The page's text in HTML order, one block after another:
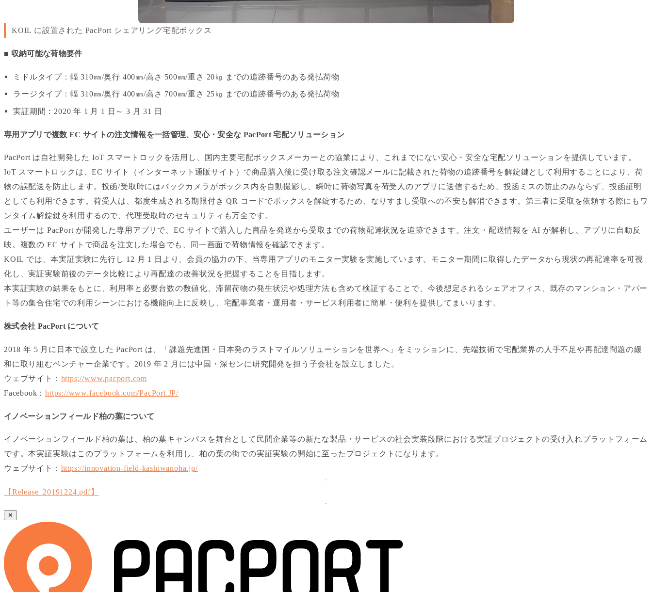
KOIL に設置された PacPort シェアリング宅配ボックス
■ 収納可能な荷物要件
ミドルタイプ：幅 310㎜/奥行 400㎜/高さ 500㎜/重さ 20㎏ までの追跡番号のある発払荷物
ラージタイプ：幅 310㎜/奥行 400㎜/高さ 700㎜/重さ 25㎏ までの追跡番号のある発払荷物
実証期間：2020 年 1 月 1 日～ 3 月 31 日
専用アプリで複数 EC サイトの注文情報を一括管理、安心・安全な PacPort 宅配ソリューション
PacPort は自社開発した IoT スマートロックを活用し、国内主要宅配ボックスメーカーとの協業により、これまでにない安心・安全な宅配ソリューションを提供しています。
IoT スマートロックは、EC サイト（インターネット通販サイト）で商品購入後に受け取る注文確認メールに記載された荷物の追跡番号を解錠鍵として利用することにより、荷
物の誤配送を防止します。投函/受取時にはバックカメラがボックス内を自動撮影し、瞬時に荷物写真を荷受人のアプリに送信するため、投函ミスの防止のみならず、投函証明
としても利用できます。荷受人は、都度生成される期限付き QR コードでボックスを解錠するため、なりすまし受取への不安も解消できます。第三者に受取を依頼する際にもワ
ンタイム解錠鍵を利用するので、代理受取時のセキュリティも万全です。
ユーザーは PacPort が開発した専用アプリで、EC サイトで購入した商品を発送から受取までの荷物配達状況を追跡できます。注文・配送情報を AI が解析し、アプリに自動反
映。複数の EC サイトで商品を注文した場合でも、同一画面で荷物情報を確認できます。
KOIL では、本実証実験に先行し 12 月 1 日より、会員の協力の下、当専用アプリのモニター実験を実施しています。モニター期間に取得したデータから現状の再配達率を可視
化し、実証実験前後のデータ比較により再配達の改善状況を把握することを目指します。
本実証実験の結果をもとに、利用率と必要台数の数値化、滞留荷物の発生状況や処理方法も含めて検証することで、今後想定されるシェアオフィス、既存のマンション・アパー
ト等の集合住宅での利用シーンにおける機能向上に反映し、宅配事業者・運用者・サービス利用者に簡単・便利を提供してまいります。
株式会社 PacPort について
2018 年 5 月に日本で設立した PacPort は、「課題先進国・日本発のラストマイルソリューションを世界へ」をミッションに、先端技術で宅配業界の人手不足や再配達問題の緩
和に取り組むベンチャー企業です。2019 年 2 月には中国・深センに研究開発を担う子会社を設立しました。
ウェブサイト： https://www.pacport.com
Facebook：https://www.facebook.com/PacPort.JP/
イノベーションフィールド柏の葉について
イノベーションフィールド柏の葉は、柏の葉キャンパスを舞台として民間企業等の新たな製品・サービスの社会実装段階における実証プロジェクトの受け入れプラットフォーム
です。本実証実験はこのプラットフォームを利用し、柏の葉の街での実証実験の開始に至ったプロジェクトになります。
ウェブサイト： https://innovation-field-kashiwanoha.jp/
【Release_20191224.pdf】
✕